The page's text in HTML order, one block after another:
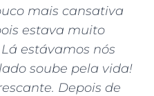
mais cansativa
estava muito
estávamos nós
soube pela vida!
Depois de